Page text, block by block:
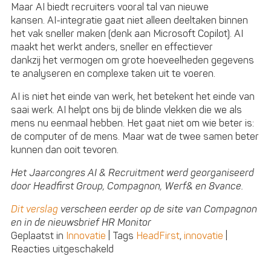
Maar AI biedt recruiters vooral tal van nieuwe
kansen. AI-integratie gaat niet alleen deeltaken binnen
het vak sneller maken (denk aan Microsoft Copilot). AI
maakt het werkt anders, sneller en effectiever
dankzij het vermogen om grote hoeveelheden gegevens
te analyseren en complexe taken uit te voeren.
AI is niet het einde van werk, het betekent het einde van
saai werk. AI helpt ons bij de blinde vlekken die we als
mens nu eenmaal hebben. Het gaat niet om wie beter is:
de computer of de mens. Maar wat de twee samen beter
kunnen dan ooit tevoren.
Het Jaarcongres AI & Recruitment werd georganiseerd
door Headfirst Group, Compagnon, Werf& en 8vance.
Dit verslag verscheen eerder op de site van Compagnon
en in de nieuwsbrief HR Monitor
Geplaatst in Innovatie Tags HeadFirst,innovatie
Reacties uitgeschakeld